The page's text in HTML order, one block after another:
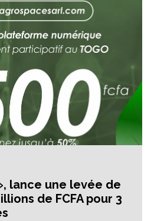
lance une levée de
de FCFA pour 3